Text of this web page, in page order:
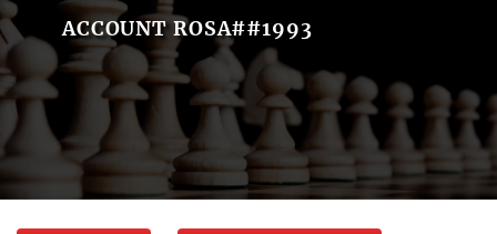
ACCOUNT ROSA##1993